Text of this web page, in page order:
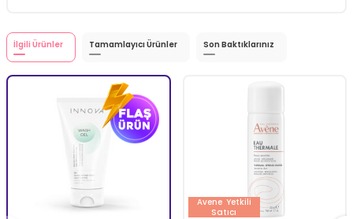
İlgili Ürünler Tamamlayıcı Ürünler Son Baktıklarınız
Avene Yetkili
Satıcı